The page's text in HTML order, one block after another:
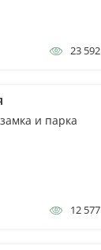
23 592
и парка
12 577